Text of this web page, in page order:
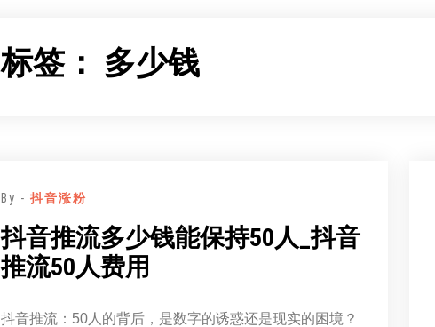
标签： 多少钱
By -抖音涨粉
抖音推流多少钱能保持50人_抖音
推流50人费用
抖音推流：50人的背后，是数字的诱惑还是现实的困境？